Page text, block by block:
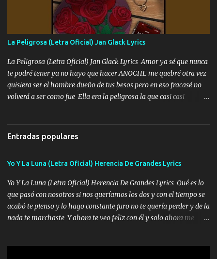
mando un abrazo andamos al cien Choritas también Música
Ando en la colonia bien acelerado traigo un M2 que nunca me ha
fallado para mi compadre mandó un fuerte abrazo también al
Especial sabe que lo apreciamos En los mejores antros me verán
tomando con mujeres hermosas y botellas destapando siempre
bien cuidado bien atrabancado y a los que me conocen ya saben de
lo que hablo Entre lob...
La Peligrosa (Letra Oficial) Jan Glack Lyrics
La Peligrosa (Letra Oficial) Jan Glack Lyrics Amor ya sé que nunca
te podré tener ya no hayo que hacer ANOCHE me quebré otra vez
quisiera ser el hombre dueño de tus besos pero en eso fracasé no
volverá a ser como fue Ella era la peligrosa la que casi casi
años solo pienso en ti mami no me crees se que no me crees
Música Amar me duele estoy rodeado de mujeres pero solo
pasión en la troca tus labios besándome yo quitándote la ropa no
quiero que sea nunca con otra yo quiero llevarte a la Luna y si
quieres en ese momento te pido que seas mi esposa Chingada
madre no quiero dejar de tenerte no ayuda la p'uta loquera y al
chile quisiera ser menos de ti dependiente la pinche tristeza me
encierra princesa tu sabes que nunca saldras de mi mente Ella era
Entradas populares
Yo Y La Luna (Letra Oficial) Herencia De Grandes Lyrics
Yo Y La Luna (Letra Oficial) Herencia De Grandes Lyrics Qué es lo
que pasó con nosotros si nos queríamos los dos y con el tiempo se
acabó te pienso y lo hago constante juro no te quería perder y de la
nada te marchaste Y ahora te veo feliz con él y solo ahora me